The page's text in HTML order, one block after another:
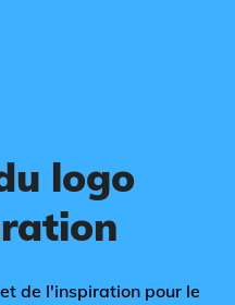
logo
de l'inspiration pour le